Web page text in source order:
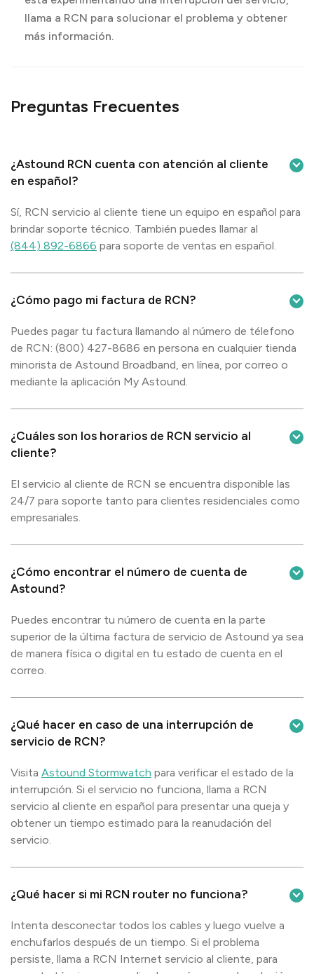
llama a RCN para solucionar el problema y obtener
más información.
Preguntas Frecuentes
¿Astound RCN cuenta con atención al cliente
en español?
Sí, RCN servicio al cliente tiene un equipo en español para
brindar soporte técnico. También puedes llamar al
(844) 892-6866 para soporte de ventas en español.
¿Cómo pago mi factura de RCN?
Puedes pagar tu factura llamando al número de télefono
de RCN: (800) 427-8686 en persona en cualquier tienda
minorista de Astound Broadband, en línea, por correo o
mediante la aplicación My Astound.
¿Cuáles son los horarios de RCN servicio al
cliente?
El servicio al cliente de RCN se encuentra disponible las
24/7 para soporte tanto para clientes residenciales como
empresariales.
¿Cómo encontrar el número de cuenta de
Astound?
Puedes encontrar tu número de cuenta en la parte
superior de la última factura de servicio de Astound ya sea
de manera física o digital en tu estado de cuenta en el
correo.
¿Qué hacer en caso de una interrupción de
servicio de RCN?
Visita Astound Stormwatch para verificar el estado de la
interrupción. Si el servicio no funciona, llama a RCN
servicio al cliente en español para presentar una queja y
obtener un tiempo estimado para la reanudación del
servicio.
¿Qué hacer si mi RCN router no funciona?
Intenta desconectar todos los cables y luego vuelve a
enchufarlos después de un tiempo. Si el problema
persiste, llama a RCN Internet servicio al cliente, para